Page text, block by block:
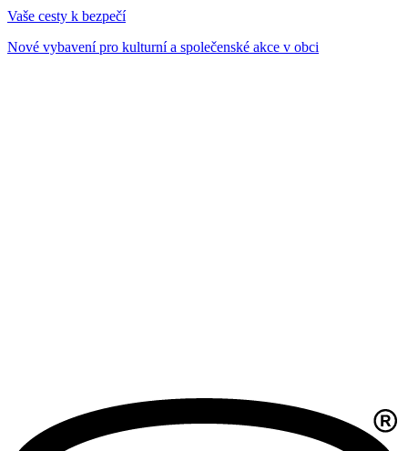
Vaše cesty k bezpečí
Nové vybavení pro kulturní a společenské akce v obci